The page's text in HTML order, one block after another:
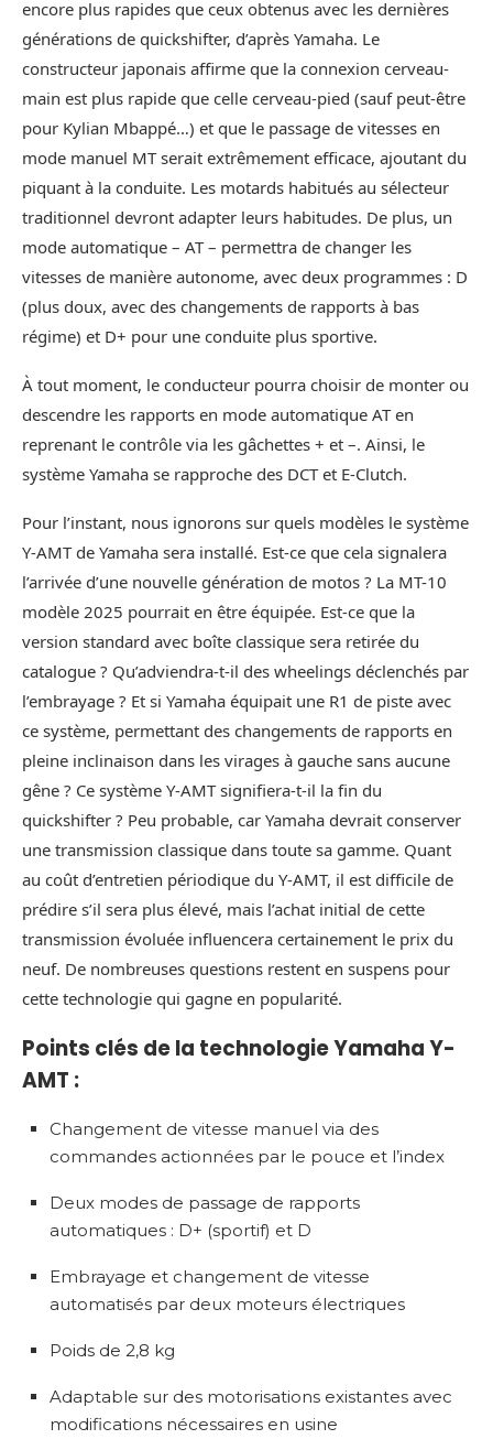
encore plus rapides que ceux obtenus avec les dernières
générations de quickshifter, d’après Yamaha. Le
constructeur japonais affirme que la connexion cerveau-
main est plus rapide que celle cerveau-pied (sauf peut-être
pour Kylian Mbappé…) et que le passage de vitesses en
mode manuel MT serait extrêmement efficace, ajoutant du
piquant à la conduite. Les motards habitués au sélecteur
traditionnel devront adapter leurs habitudes. De plus, un
mode automatique – AT – permettra de changer les
vitesses de manière autonome, avec deux programmes : D
(plus doux, avec des changements de rapports à bas
régime) et D+ pour une conduite plus sportive.
À tout moment, le conducteur pourra choisir de monter ou
descendre les rapports en mode automatique AT en
reprenant le contrôle via les gâchettes + et –. Ainsi, le
système Yamaha se rapproche des DCT et E-Clutch.
Pour l’instant, nous ignorons sur quels modèles le système
Y-AMT de Yamaha sera installé. Est-ce que cela signalera
l’arrivée d’une nouvelle génération de motos ? La MT-10
modèle 2025 pourrait en être équipée. Est-ce que la
version standard avec boîte classique sera retirée du
catalogue ? Qu’adviendra-t-il des wheelings déclenchés par
l’embrayage ? Et si Yamaha équipait une R1 de piste avec
ce système, permettant des changements de rapports en
pleine inclinaison dans les virages à gauche sans aucune
gêne ? Ce système Y-AMT signifiera-t-il la fin du
quickshifter ? Peu probable, car Yamaha devrait conserver
une transmission classique dans toute sa gamme. Quant
au coût d’entretien périodique du Y-AMT, il est difficile de
prédire s’il sera plus élevé, mais l’achat initial de cette
transmission évoluée influencera certainement le prix du
neuf. De nombreuses questions restent en suspens pour
cette technologie qui gagne en popularité.
Points clés de la technologie Yamaha Y-
AMT :
Changement de vitesse manuel via des
commandes actionnées par le pouce et l’index
Deux modes de passage de rapports
automatiques : D+ (sportif) et D
Embrayage et changement de vitesse
automatisés par deux moteurs électriques
Poids de 2,8 kg
Adaptable sur des motorisations existantes avec
modifications nécessaires en usine